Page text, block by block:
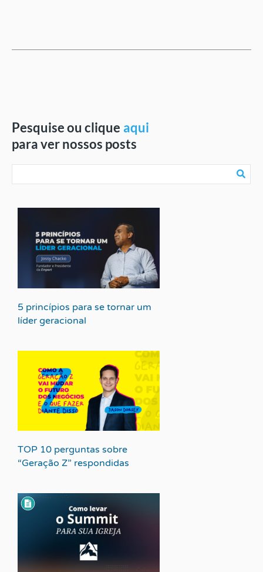
Pesquise ou clique aqui
para ver nossos posts
5 princípios para se tornar um
líder geracional
TOP 10 perguntas sobre
“Geração Z” respondidas